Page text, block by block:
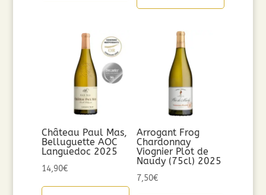
Château Paul Mas,
Belluguette AOC
Languedoc 2025
14,90€
Arrogant Frog
Chardonnay
Viognier Plot de
Naudy (75cl) 2025
7,50€